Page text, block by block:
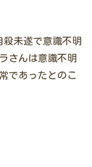
殺未遂で意識不明
さんは意識不明
であったとのこ